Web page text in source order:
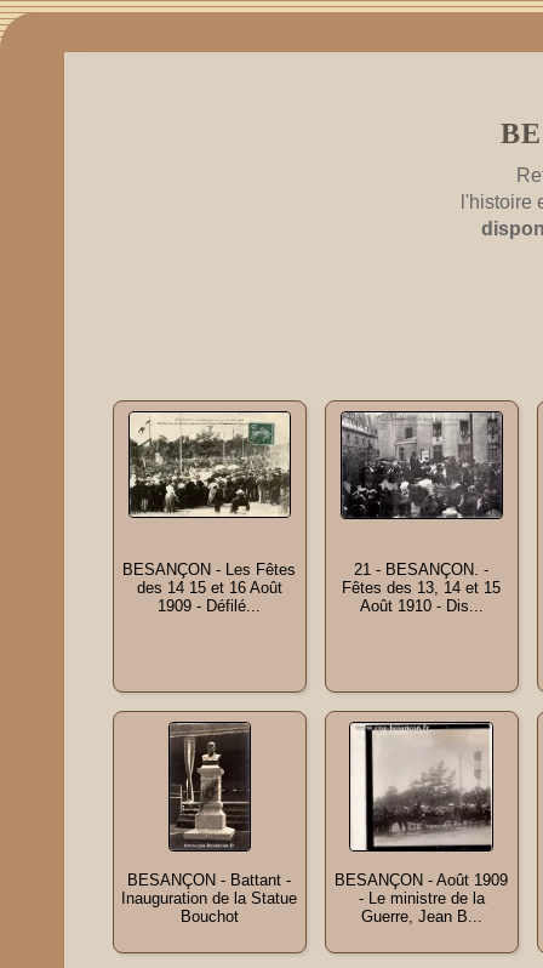
l'histoire
BESANÇON - Les Fêtes
des 14 15 et 16 Août
1909 - Défilé...
21 - BESANÇON. -
Fêtes des 13, 14 et 15
Août 1910 - Dis...
BESANÇON - Battant -
Inauguration de la Statue
Bouchot
BESANÇON - Août 1909
- Le ministre de la
Guerre, Jean B...